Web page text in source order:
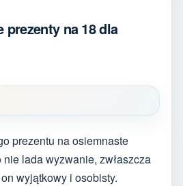
prezenty na 18 dla
prezentu na osiemnaste
nie lada wyzwanie, zwłaszcza
wyjątkowy i osobisty.